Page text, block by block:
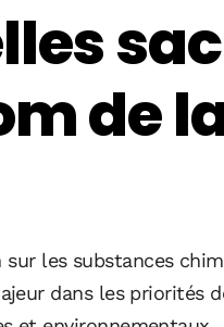
de
les substances
dans les priorités